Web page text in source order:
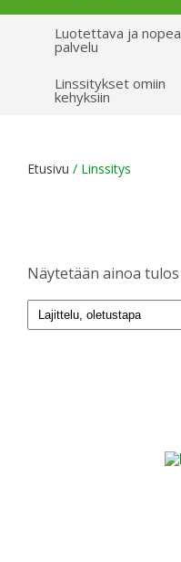
Luotettava ja nopea
palvelu
Linssitykset omiin
kehyksiin
Etusivu / Linssitys
Näytetään ainoa tulos